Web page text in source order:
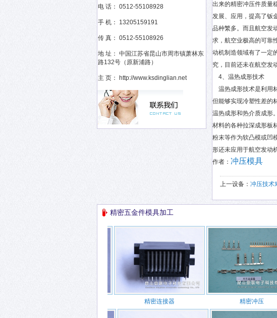
出来的精密冲压件质量
发展、应用，提高了钣
品种繁多。而且航空发
求，航空业极高的可靠
动机制造领域有了一定
究，目前还未在航空发
4、温热成形技术
温热成形技术是利用
但能够实现冷塑性差的
温热成形和热介质成形
材料的各种拉深成形板
粉末等作为软凸模或凹
形还未应用于航空发动
作者： 冲压模具
上一设备： 冲压技术
电 话： 0512-55108928
手 机： 13205159191
传 真： 0512-55108926
地 址： 中国江苏省昆山市周市镇萧林东
路132号（原新浦路）
主 页： http://www.ksdinglian.net
精密五金件模具加工
精密连接器 精密冲压